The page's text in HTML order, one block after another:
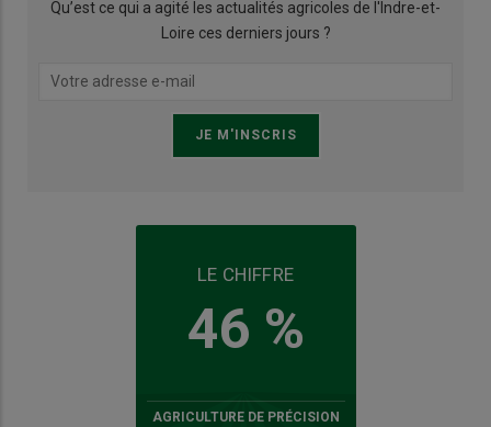
Qu’est ce qui a agité les actualités agricoles de l'Indre-et-
Loire ces derniers jours ?
LE CHIFFRE
46 %
AGRICULTURE DE PRÉCISION